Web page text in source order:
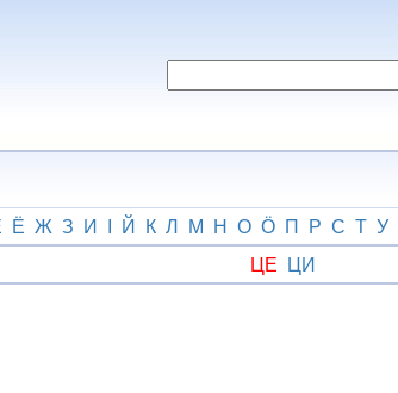
Ё Ж З И І Й К Л М Н О Ӧ П Р С Т У
ЦЕ ЦИ